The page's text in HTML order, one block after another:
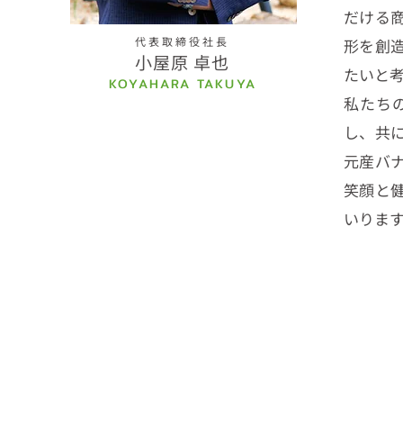
小屋原 卓也
代表取締役社長
KOYAHARA TAKUYA
だける
形を創
たいと
私たち
し、共
元産バ
笑顔と
いりま